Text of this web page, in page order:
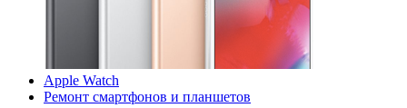
Apple Watch
Ремонт смартфонов и планшетов